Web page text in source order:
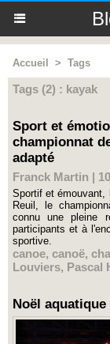
Accueil > Tags
Tags (2) : kayak
Sport et
championnat
adapté
Franck Martin |
Sportif et émouvant,
Reuil, le
connu une pleine
participants et à
sportive.
canoe, canoë,
Louviers, Pascal
Noël